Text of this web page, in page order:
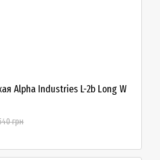
Alpha Industries L-2b Long W
грн